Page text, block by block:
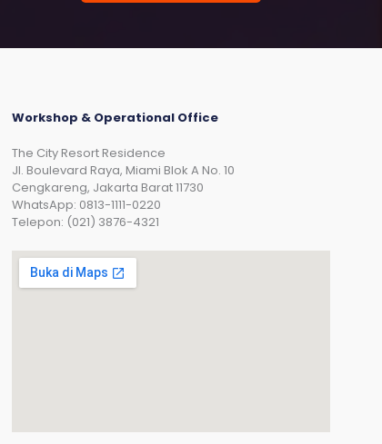
Workshop & Operational Office
The City Resort Residence
Jl. Boulevard Raya, Miami Blok A No. 10
Cengkareng, Jakarta Barat 11730
WhatsApp: 0813-1111-0220
Telepon: (021) 3876-4321